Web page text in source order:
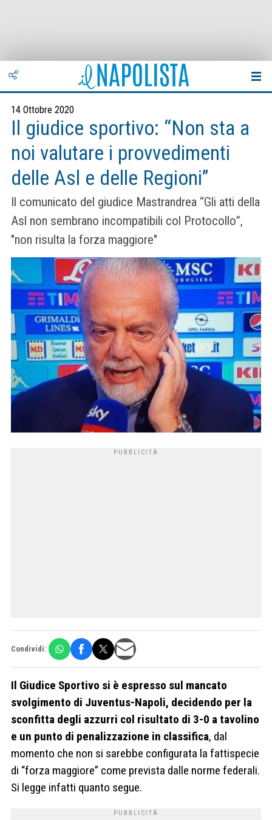
14 Ottobre 2020
Il giudice sportivo: “Non sta a
noi valutare i provvedimenti
delle Asl e delle Regioni”
Il comunicato del giudice Mastrandrea “Gli atti della
Asl non sembrano incompatibili col Protocollo”,
"non risulta la forza maggiore"
Condividi:
Il Giudice Sportivo si è espresso sul mancato
svolgimento di Juventus-Napoli, decidendo per la
sconfitta degli azzurri col risultato di 3-0 a tavolino
e un punto di penalizzazione in classifica, dal
momento che non si sarebbe configurata la fattispecie
di “forza maggiore” come prevista dalle norme federali.
Si legge infatti quanto segue.